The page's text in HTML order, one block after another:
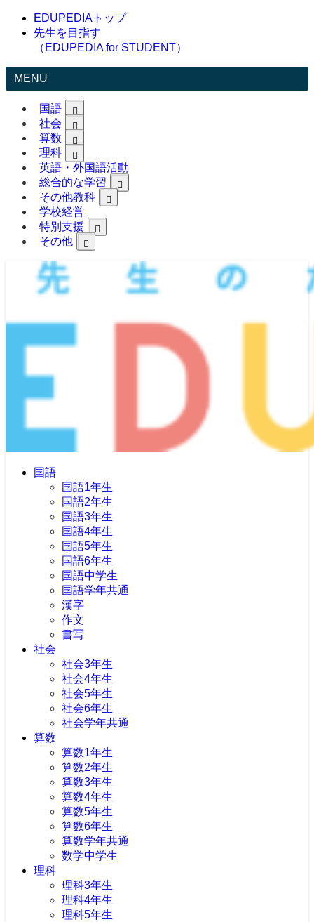
EDUPEDIAトップ
先生を目指す
（EDUPEDIA for STUDENT）
MENU
国語
社会
算数
理科
英語・外国語活動
総合的な学習
その他教科
学校経営
特別支援
その他
国語
国語1年生
国語2年生
国語3年生
国語4年生
国語5年生
国語6年生
国語中学生
国語学年共通
漢字
作文
書写
社会
社会3年生
社会4年生
社会5年生
社会6年生
社会学年共通
算数
算数1年生
算数2年生
算数3年生
算数4年生
算数5年生
算数6年生
算数学年共通
数学中学生
理科
理科3年生
理科4年生
理科5年生